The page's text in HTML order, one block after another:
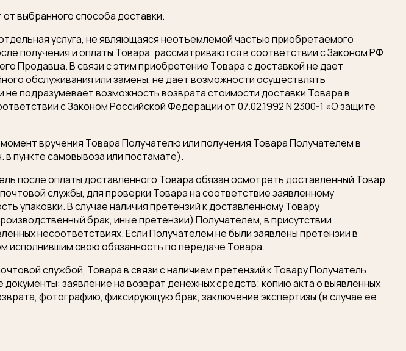
выбранного способа доставки.
услуга, не являющаяся неотъемлемой частью приобретаемого
получения и оплаты Товара, рассматриваются в соответствии с Законом РФ
Продавца. В связи с этим приобретение Товара с доставкой не дает
обслуживания или замены, не дает возможности осуществлять
подразумевает возможность возврата стоимости доставки Товара в
с Законом Российской Федерации от 07.02.1992 N 2300-1 «О защите
вручения Товара Получателю или получения Товара Получателем в
пункте самовывоза или постамате).
после оплаты доставленного Товара обязан осмотреть доставленный Товар
службы, для проверки Товара на соответствие заявленному
упаковки. В случае наличия претензий к доставленному Товару
брак, иные претензии) Получателем, в присутствии
несоответствиях. Если Получателем не были заявлены претензии в
исполнившим свою обязанность по передаче Товара.
службой, Товара в связи с наличием претензий к Товару Получатель
заявление на возврат денежных средств; копию акта о выявленных
фотографию, фиксирующую брак, заключение экспертизы (в случае ее